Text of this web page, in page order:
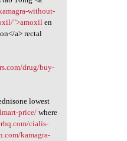
without-
">amoxil en
a> rectal
drug/buy-
lowest
price/where
cialis-
kamagra-